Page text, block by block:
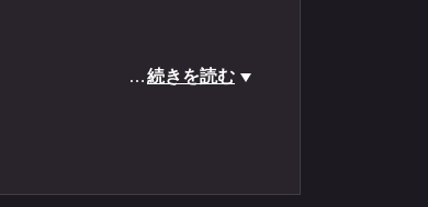
…続きを読む